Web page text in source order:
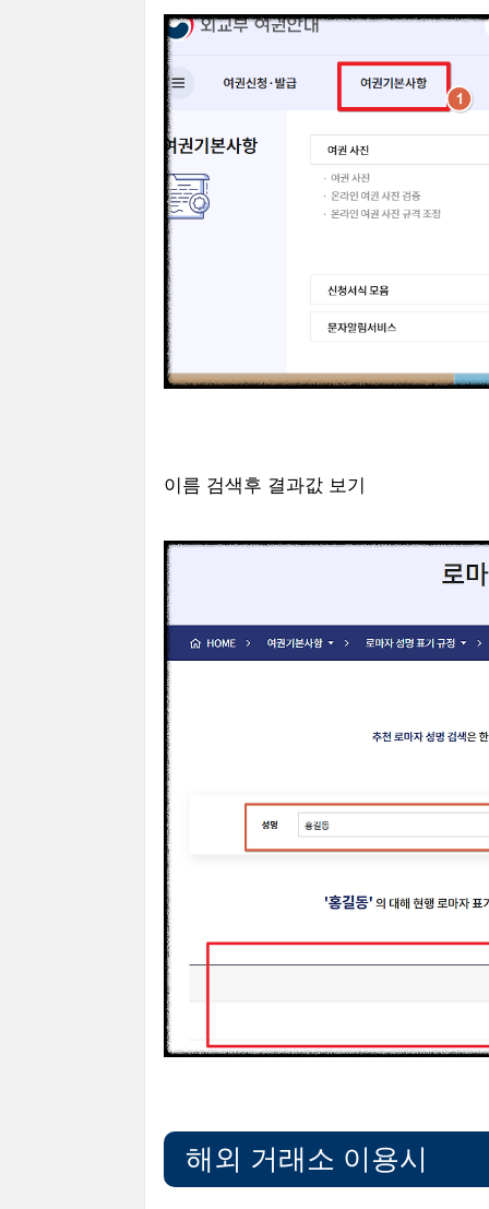
이름 검색후 결과값 보기
해외 거래소 이용시